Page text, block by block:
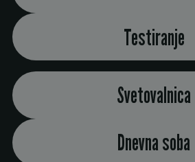
Testiranje
Svetovalnica
Dnevna soba